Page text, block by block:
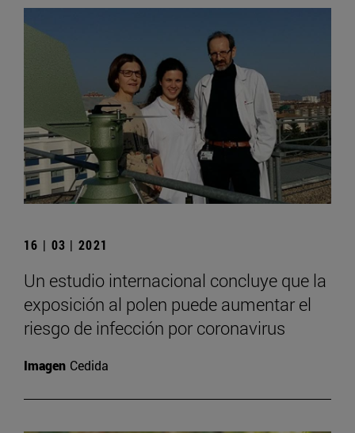
16 | 03 | 2021
Un estudio internacional concluye que la
exposición al polen puede aumentar el
riesgo de infección por coronavirus
Imagen Cedida